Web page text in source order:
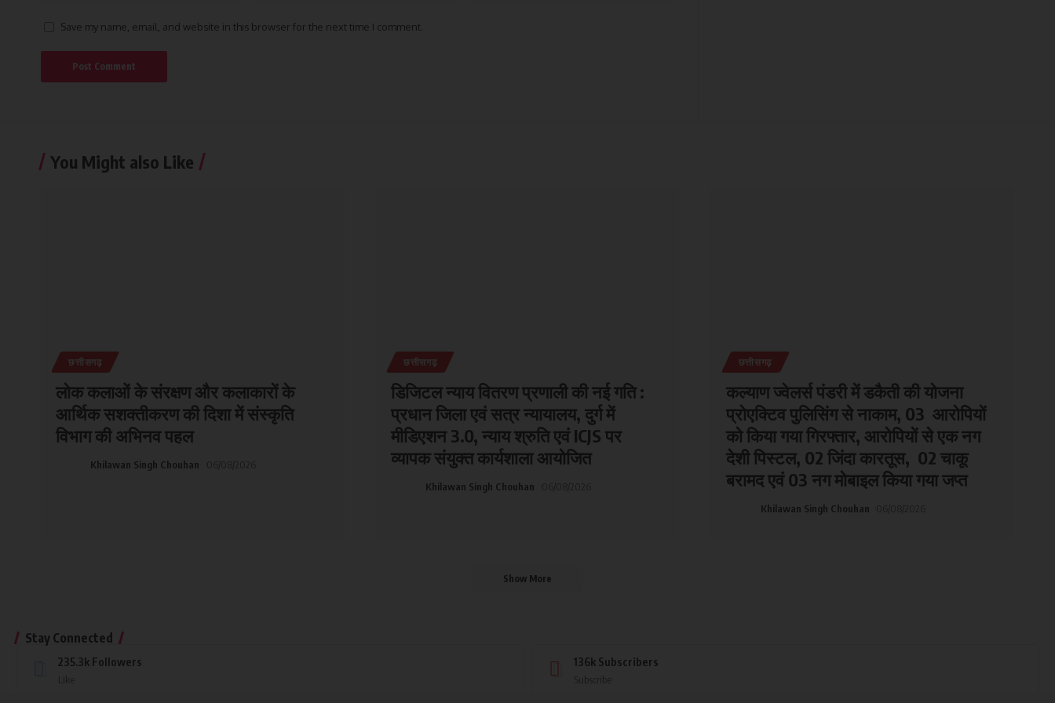
Save my name, email, and website in this browser for the next time I comment.
You Might also Like
छत्तीसगढ़
लोक कलाओं के संरक्षण और कलाकारों के
आर्थिक सशक्तीकरण की दिशा में संस्कृति
विभाग की अभिनव पहल
Khilawan Singh Chouhan
छत्तीसगढ़
डिजिटल न्याय वितरण प्रणाली की नई गति :
प्रधान जिला एवं सत्र न्यायालय, दुर्ग में
मीडिएशन 3.0, न्याय श्रुति एवं ICJS पर
व्यापक संयुक्त कार्यशाला आयोजित
Khilawan Singh Chouhan
छत्तीसगढ़
कल्याण ज्वेलर्स पंडरी में डकैती की योजना
प्रोएक्टिव पुलिसिंग से नाकाम, 03 आरोपियों
को किया गया गिरफ्तार, आरोपियों से एक नग
देशी पिस्टल, 02 जिंदा कारतूस, 02 चाकू
बरामद एवं 03 नग मोबाइल किया गया जप्त
Khilawan Singh Chouhan
Show More
Stay Connected
235.3k Followers 136k Subscribers